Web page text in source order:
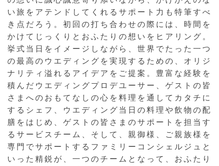
い旅をアテンドしてくれるサポート力も特筆すべ
き点だろう。初回の打ち合わせの際には、時間を
かけてじっくりとおふたりの想いをヒアリング。
挙式当日をイメージしながら、世界でたった一つ
の最高のウエディングを実現するための、オリジ
ナリティ溢れるアイデアをご提案。豊富な経験を
積んだウエディングプロデユーサー、ゲストの皆
さまへのおもてなしの心を料理を通してカタチに
するシェフ、ウエディング当日の料理や飲物の配
膳をはじめ、ゲストの皆さまのサポートを担当す
るサービスチーム、そして、親御様、ご親族様を
専門でサポートするファミリーコンシェルジュと
いった精鋭が、一つのチームとなって、おふたり